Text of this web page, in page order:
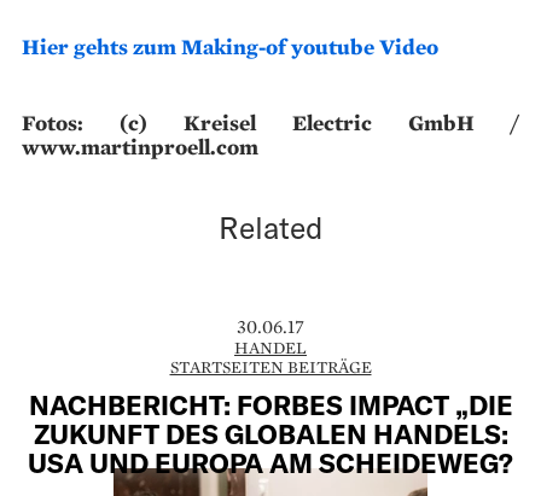
Hier gehts zum Making-of youtube Video
Fotos: (c) Kreisel Electric GmbH /
www.martinproell.com
Related
30.06.17
HANDEL
STARTSEITEN BEITRÄGE
NACHBERICHT: FORBES IMPACT „DIE
ZUKUNFT DES GLOBALEN HANDELS:
USA UND EUROPA AM SCHEIDEWEG?